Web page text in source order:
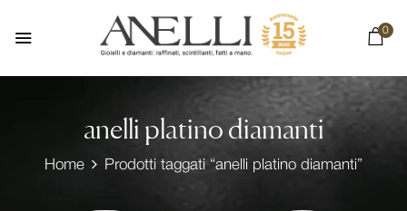
0
anelli platino diamanti
Home Prodotti taggati “anelli platino diamanti”